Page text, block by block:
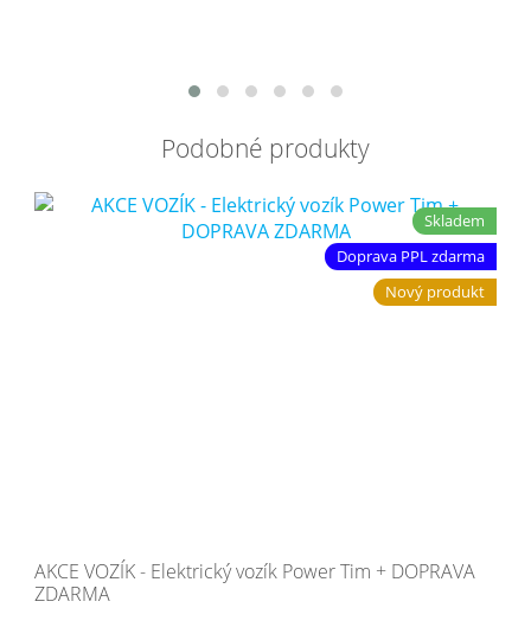
Podobné produkty
Skladem
Doprava PPL zdarma
Nový produkt
AKCE VOZÍK - Elektrický vozík Power Tim + DOPRAVA
ZDARMA